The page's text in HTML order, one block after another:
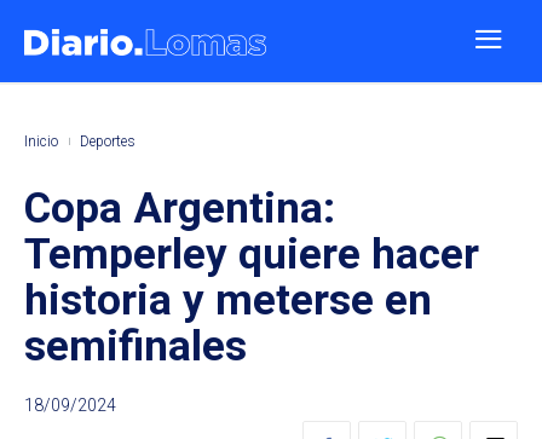
Inicio Deportes
Copa Argentina:
Temperley quiere hacer
historia y meterse en
semifinales
18/09/2024